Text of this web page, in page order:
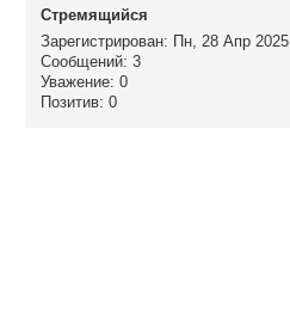
Стремящийся
Зарегистрирован: Пн, 28 Апр 2025
Сообщений: 3
Уважение: 0
Позитив: 0